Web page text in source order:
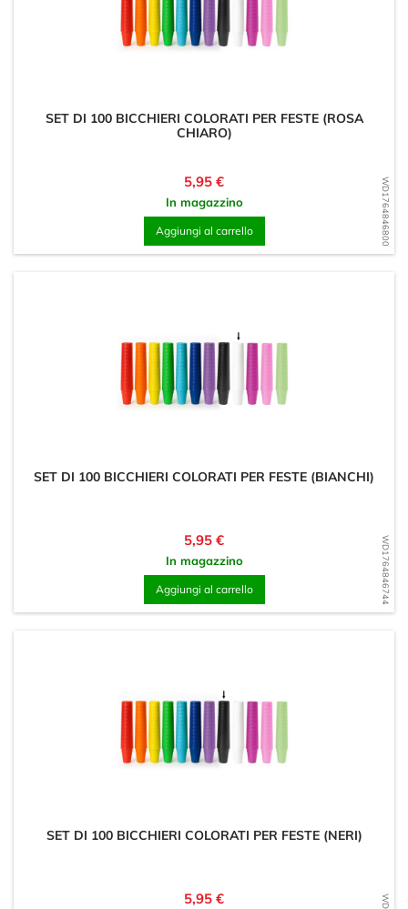
WD1764846800
SET DI 100 BICCHIERI COLORATI PER FESTE (ROSA
CHIARO)
Prezzo
5,95 €
In magazzino
Aggiungi al carrello
WD1764846744
SET DI 100 BICCHIERI COLORATI PER FESTE (BIANCHI)
Prezzo
5,95 €
In magazzino
Aggiungi al carrello
SET DI 100 BICCHIERI COLORATI PER FESTE (NERI)
Prezzo
5,95 €